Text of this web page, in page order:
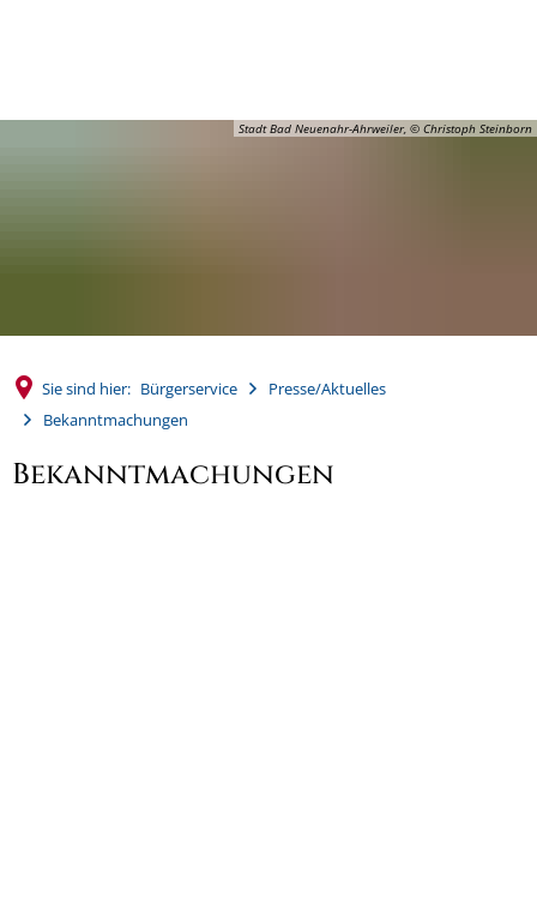
Stadt Bad Neuenahr-Ahrweiler, © Christoph Steinborn
Sie sind hier: Bürgerservice
Presse/Aktuelles
Bekanntmachungen
Bekanntmachungen